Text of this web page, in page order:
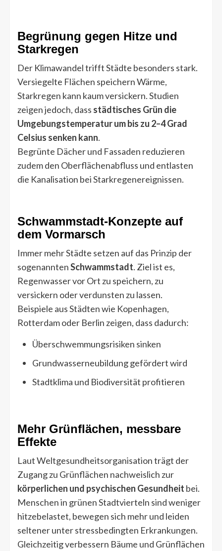
Begrünung gegen Hitze und
Starkregen
Der Klimawandel trifft Städte besonders stark.
Versiegelte Flächen speichern Wärme,
Starkregen kann kaum versickern. Studien
zeigen jedoch, dass städtisches Grün die
Umgebungstemperatur um bis zu 2–4 Grad
Celsius senken kann.
Begrünte Dächer und Fassaden reduzieren
zudem den Oberflächenabfluss und entlasten
die Kanalisation bei Starkregenereignissen.
Schwammstadt-Konzepte auf
dem Vormarsch
Immer mehr Städte setzen auf das Prinzip der
sogenanntenSchwammstadt. Ziel ist es,
Regenwasser vor Ort zu speichern, zu
versickern oder verdunsten zu lassen.
Beispiele aus Städten wie Kopenhagen,
Rotterdam oder Berlin zeigen, dass dadurch:
Überschwemmungsrisiken sinken
Grundwasserneubildung gefördert wird
Stadtklima und Biodiversität profitieren
Mehr Grünflächen, messbare
Effekte
Laut Weltgesundheitsorganisation trägt der
Zugang zu Grünflächen nachweislich zur
körperlichen und psychischen Gesundheit bei.
Menschen in grünen Stadtvierteln sind weniger
hitzebelastet, bewegen sich mehr und leiden
seltener unter stressbedingten Erkrankungen.
Gleichzeitig verbessern Bäume und Grünflächen